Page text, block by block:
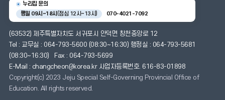
누리집 문의
평일 09시~18시 (점심 12시~13시) 070-4021-7092
(63532) 제주특별자치도 서귀포시 안덕면 창천중앙로 12
Tel : 교무실 : 064-793-5600 (08:30~16:30) 행정실 : 064-793-5681
(08:30~16:30) Fax : 064-793-5699
E-Mail : changcheon@korea.kr 사업자등록번호. 616-83-01898
Copyright(c) 2023 Jeju Special Self-Governing Provincial Office of
Education. All rights reserved.